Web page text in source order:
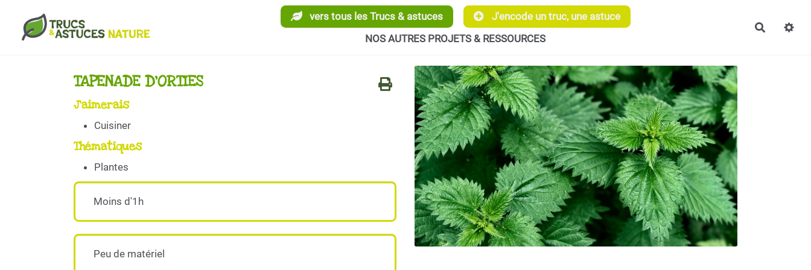
Aller au contenu principal vers tous les Trucs & astuces
J'encode un truc, une astuce
NOS AUTRES PROJETS & RESSOURCES
TAPENADE D'ORTIES
J'aimerais
Cuisiner
Thématiques
Plantes
Moins d'1h
Peu de matériel